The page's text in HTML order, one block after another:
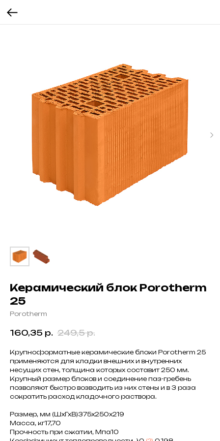
Керамический блок Porotherm
25
Porotherm
160,35 р. 249,5 р.
Крупноформатные керамические блоки Porotherm 25
применяются для кладки внешних и внутренних
несущих стен, толщина которых составит 250 мм.
Крупный размер блоков и соединение паз-гребень
позволяют быстро возводить из них стены и в 3 раза
сократить расход кладочного раствора.
Размер, мм (ШхГхВ)375x250x219
Масса, кг17,70
Прочность при сжатии, Мпа10